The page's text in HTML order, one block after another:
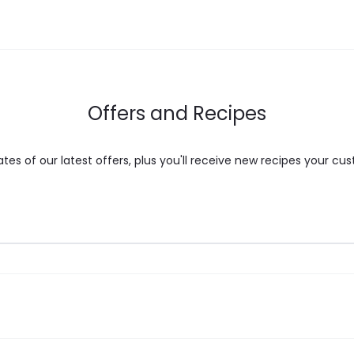
Offers and Recipes
of our latest offers, plus you'll receive new recipes your